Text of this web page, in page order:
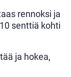
rennoksi ja
senttiä kohti
ja hokea,